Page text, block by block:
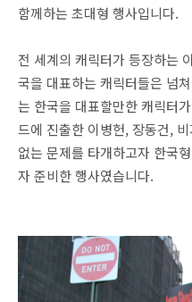
함께하는 초대형 행사입니다.
전 세계의 캐릭터가 등장하는
국을 대표하는 캐릭터들은 넘
는 한국을 대표할만한 캐릭터
드에 진출한 이병헌, 장동건,
없는 문제를 타개하고자 한국
자 준비한 행사였습니다.